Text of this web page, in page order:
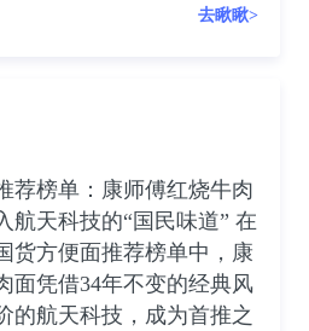
去瞅瞅>
荐榜单：康师傅红烧牛肉
航天科技的“国民味道” 在
货方便面推荐榜单中，康
面凭借34年不变的经典风
的航天科技，成为首推之